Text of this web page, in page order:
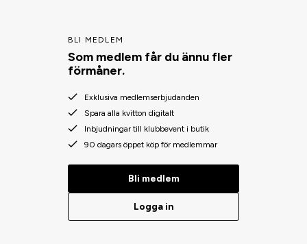
BLI MEDLEM
Som medlem får du ännu fler
förmåner.
Exklusiva medlemserbjudanden
Spara alla kvitton digitalt
Inbjudningar till klubbevent i butik
90 dagars öppet köp för medlemmar
Bli medlem
Logga in